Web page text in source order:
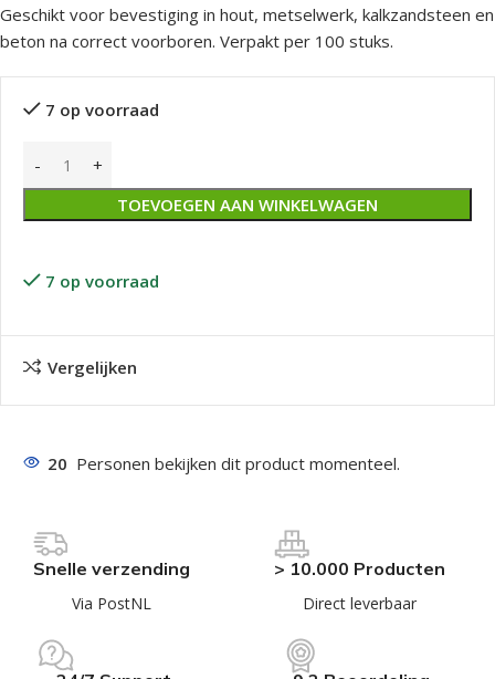
Geschikt voor bevestiging in hout, metselwerk, kalkzandsteen en
beton na correct voorboren. Verpakt per 100 stuks.
7 op voorraad
TOEVOEGEN AAN WINKELWAGEN
7 op voorraad
Vergelijken
20 Personen bekijken dit product momenteel.
Snelle verzending
Via PostNL
> 10.000 Producten
Direct leverbaar